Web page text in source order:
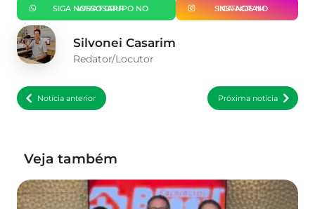
SIGA NOSSO GRUPO NO WHATSAPP SIGA-NOS NO INSTAGRAM
Silvonei Casarim
Redator/Locutor
Notícia anterior Próxima notícia
Veja também